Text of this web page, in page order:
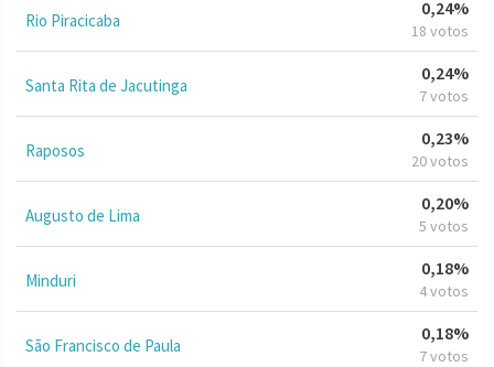
Rio Piracicaba
0,24%
18 votos
Santa Rita de Jacutinga
0,24%
7 votos
Raposos
0,23%
20 votos
Augusto de Lima
0,20%
5 votos
Minduri
0,18%
4 votos
São Francisco de Paula
0,18%
7 votos